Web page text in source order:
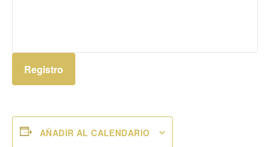
Registro
AÑADIR AL CALENDARIO